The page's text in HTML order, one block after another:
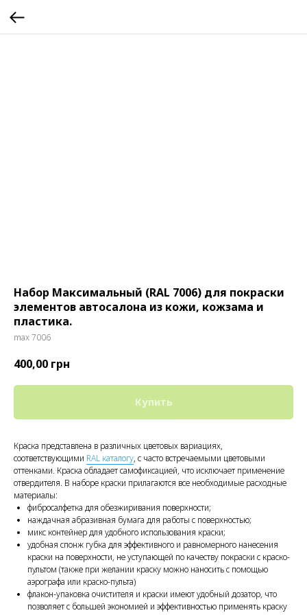
Набор Максимальный (RAL 7006) для покраски
элементов автосалона из кожи, кожзама и
пластика.
max 7006
400,00 грн
Купить
Краска представлена в различных цветовых вариациях,
соответствующими RAL каталогу, с часто встречаемыми цветовыми
оттенками. Краска обладает самофиксацией, что исключает применение
отвердителя. В наборе краски прилагаются все необходимые расходные
материалы:
фибросалфетка для обезжиривания поверхности;
наждачная абразивная бумага для работы с поверхностью;
микс контейнер для удобного использования краски;
удобная спонж губка для эффективного и равномерного нанесения
краски на поверхности, не уступающей по качеству покраски с краско-
пультом (также при желании краску можно наносить с помощью
аэрографа или краско-пульта)
флакон-упаковка очистителя и краски имеют удобный дозатор, что
позволяет с большей экономией и эффективностью применять краску